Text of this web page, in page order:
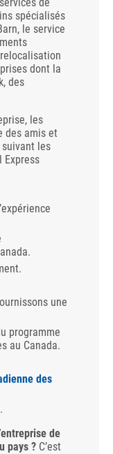
spécialisés
le service
dont la
des
les
des amis et
les
Express
une
programme
au Canada.
des
de
pays ? C’est